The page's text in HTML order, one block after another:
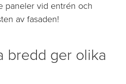
paneler vid entrén och
av fasaden!
bredd ger olika